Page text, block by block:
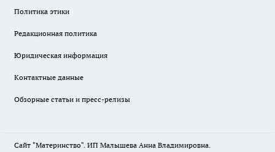
Политика этики
Редакционная политика
Юридическая информация
Контактные данные
Обзорные статьи и пресс-релизы
Сайт "Материнство". ИП Малышева Анна Владимировна.